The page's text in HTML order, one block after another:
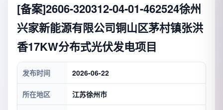
[备案]2606-320312-04-01-462524徐州
兴家新能源有限公司铜山区茅村镇张洪
香17KW分布式光伏发电项目
发布时间 2026-06-22
所在地区 江苏徐州市